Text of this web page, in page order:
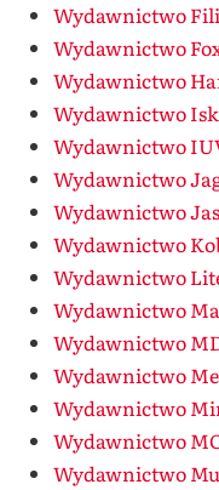
Wydawnictwo
Wydawnictwo
Wydawnictwo
Wydawnictwo
Wydawnictwo
Wydawnictwo
Wydawnictwo
Wydawnictwo
Wydawnictwo
Wydawnictwo
Wydawnictwo
Wydawnictwo
Wydawnictwo
Wydawnictwo
Wydawnictwo